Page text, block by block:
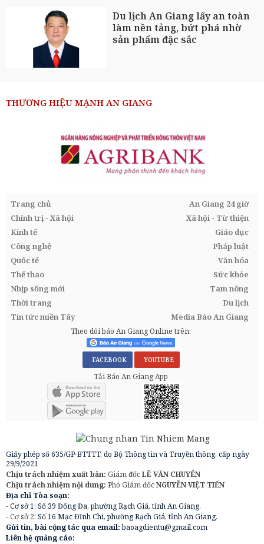
Du lịch An Giang lấy an toàn
làm nền tảng, bứt phá nhờ
sản phẩm đặc sắc
THƯƠNG HIỆU MẠNH AN GIANG
Trang chủ
An Giang 24 giờ
Chính trị - Xã hội
Xã hội - Từ thiện
Kinh tế
Giáo dục
Công nghệ
Pháp luật
Quốc tế
Văn hóa
Thể thao
Sức khỏe
Nhịp sống mới
Tam nông
Thời trang
Du lịch
Tin tức miền Tây
Media Báo An Giang
Theo dõi báo An Giang Online trên:
FACEBOOK YOUTUBE
Tải Báo An Giang App
Giấy phép số 635/GP-BTTTT, do Bộ Thông tin và Truyền thông, cấp ngày
29/9/2021
Chịu trách nhiệm xuất bản: Giám đốcLÊ VĂN CHUYỂN
Chịu trách nhiệm nội dung: Phó Giám đốcNGUYỄN VIỆT TIẾN
Địa chỉ Tòa soạn:
- Cơ sở 1: Số 39 Đống Đa, phường Rạch Giá, tỉnh An Giang.
- Cơ sở 2: Số 16 Mạc Đĩnh Chi, phường Rạch Giá, tỉnh An Giang.
Gửi tin, bài cộng tác qua email:baoagdientu@gmail.com
Liên hệ quảng cáo: